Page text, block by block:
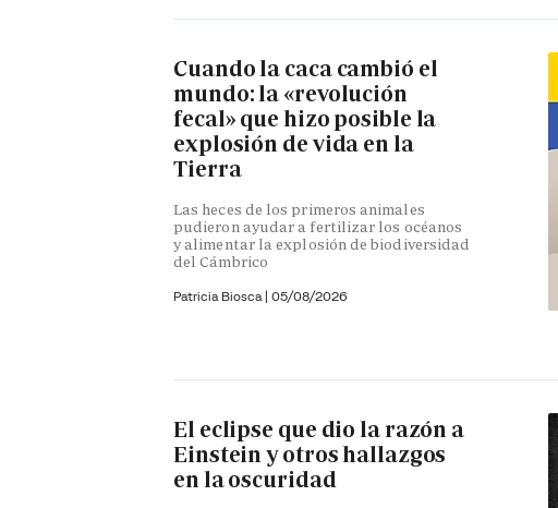
Cuando la caca cambió el
mundo: la «revolución
fecal» que hizo posible la
explosión de vida en la
Tierra
Las heces de los primeros animales
pudieron ayudar a fertilizar los océanos
y alimentar la explosión de biodiversidad
del Cámbrico
Patricia Biosca | 05/08/2026
El eclipse que dio la razón a
Einstein y otros hallazgos
en la oscuridad